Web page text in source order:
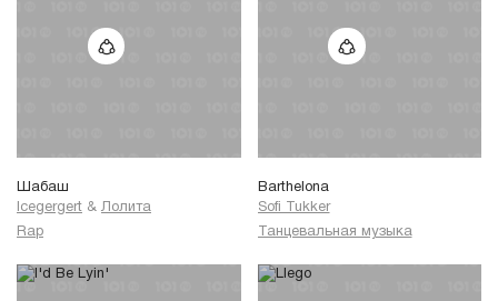
Шабаш
Icegergert & Лолита
Rap
Barthelona
Sofi Tukker
Танцевальная музыка